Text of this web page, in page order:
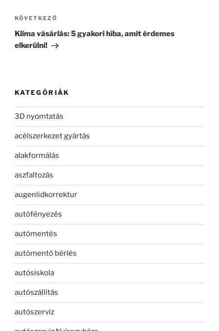
Következő
bejegyzés
KÖVETKEZŐ
Klíma vásárlás: 5 gyakori hiba, amit érdemes
elkerülni!
KATEGÓRIÁK
3D nyomtatás
acélszerkezet gyártás
alakformálás
aszfaltozás
augenlidkorrektur
autófényezés
autómentés
autómentő bérlés
autósiskola
autószállítás
autószerviz